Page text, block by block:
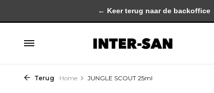
Terug Home JUNGLE SCOUT 25ml
← Keer terug naar de backoffice